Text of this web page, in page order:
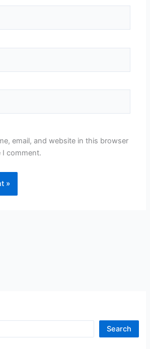
email, and website in this browser
comment.
Search